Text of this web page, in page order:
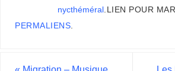
nycthéméral . LIEN POUR
PERMALIENS.